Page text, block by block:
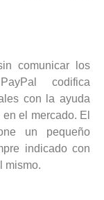
comunicar los
codifica
con la ayuda
el mercado. El
un pequeño
indicado con
mismo.